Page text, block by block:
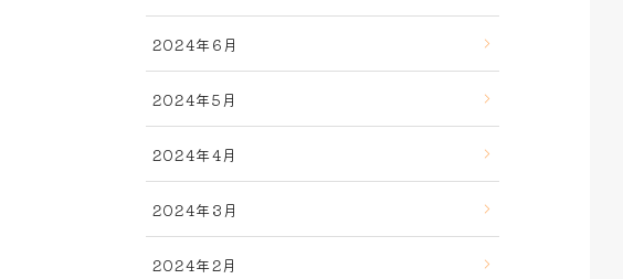
2024年6月
2024年5月
2024年4月
2024年3月
2024年2月